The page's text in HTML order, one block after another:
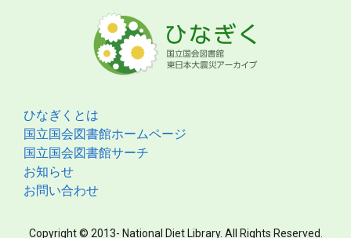
ひなぎくとは
国立国会図書館ホームページ
国立国会図書館サーチ
お知らせ
お問い合わせ
Copyright © 2013- National Diet Library. All Rights Reserved.